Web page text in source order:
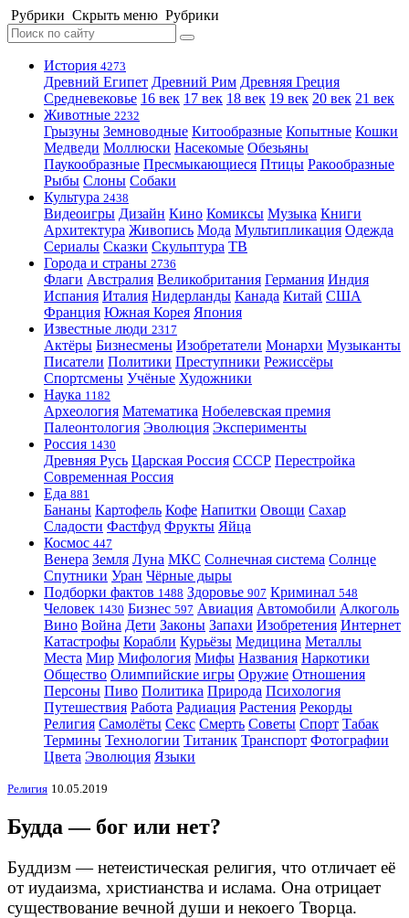
Рубрики Скрыть меню Рубрики
История 4273
Древний Египет Древний Рим Древняя Греция
Средневековье 16 век 17 век 18 век 19 век 20 век 21 век
Животные 2232
Грызуны Земноводные Китообразные Копытные Кошки
Медведи Моллюски Насекомые Обезьяны
Паукообразные Пресмыкающиеся Птицы Ракообразные
Рыбы Слоны Собаки
Культура 2438
Видеоигры Дизайн Кино Комиксы Музыка Книги
Архитектура Живопись Мода Мультипликация Одежда
Сериалы Сказки Скульптура ТВ
Города и страны 2736
Флаги Австралия Великобритания Германия Индия
Испания Италия Нидерланды Канада Китай США
Франция Южная Корея Япония
Известные люди 2317
Актёры Бизнесмены Изобретатели Монархи Музыканты
Писатели Политики Преступники Режиссёры
Спортсмены Учёные Художники
Наука 1182
Археология Математика Нобелевская премия
Палеонтология Эволюция Эксперименты
Россия 1430
Древняя Русь Царская Россия СССР Перестройка
Современная Россия
Еда 881
Бананы Картофель Кофе Напитки Овощи Сахар
Сладости Фастфуд Фрукты Яйца
Космос 447
Венера Земля Луна МКС Солнечная система Солнце
Спутники Уран Чёрные дыры
Подборки фактов 1488 Здоровье 907 Криминал 548
Человек 1430 Бизнес 597 Авиация Автомобили Алкоголь
Вино Война Дети Законы Запахи Изобретения Интернет
Катастрофы Корабли Курьёзы Медицина Металлы
Места Мир Мифология Мифы Названия Наркотики
Общество Олимпийские игры Оружие Отношения
Персоны Пиво Политика Природа Психология
Путешествия Работа Радиация Растения Рекорды
Религия Самолёты Секс Смерть Советы Спорт Табак
Термины Технологии Титаник Транспорт Фотографии
Цвета Эволюция Языки
Религия 10.05.2019
Будда — бог или нет?
Буддизм — нетеистическая религия, что отличает её
от иудаизма, христианства и ислама. Она отрицает
существование вечной души и некоего Творца.